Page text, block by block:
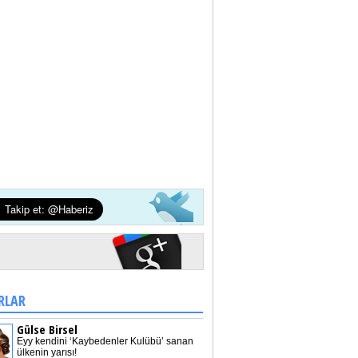
Gülse Birsel
Eyy kendini ‘Kaybedenler Kulübü’ sanan
ülkenin yarısı!